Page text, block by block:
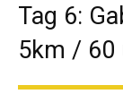
Tag 6:
5km / 60